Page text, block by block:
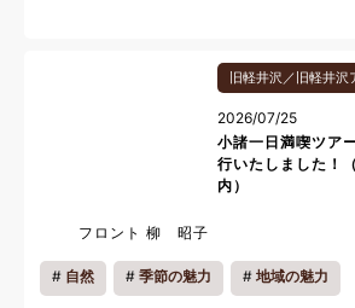
旧軽井沢／旧軽井沢
2026/07/25
小諸一日満喫ツ
行いたしました！
内）
フロント 柳 昭子
自然 季節の魅力 地域の魅力